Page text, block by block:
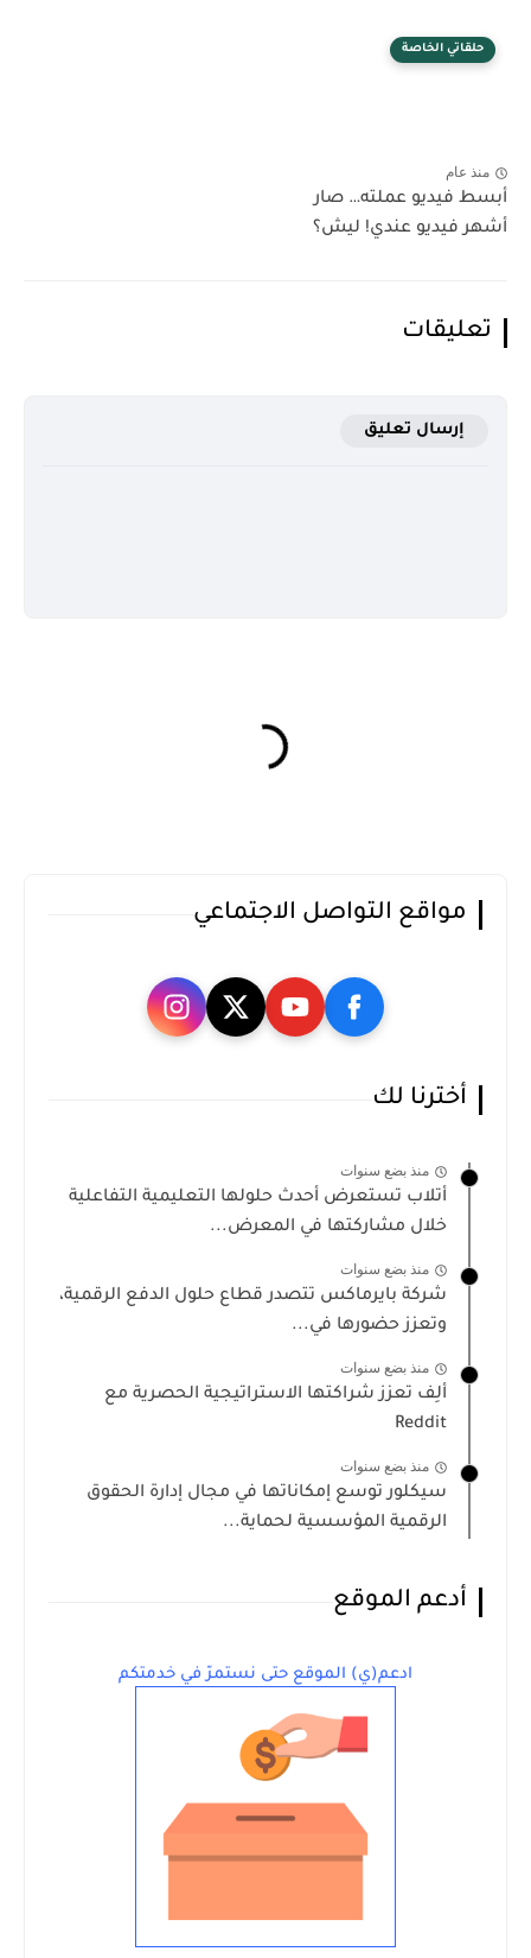
حلقاتي الخاصة
منذ عام
أبسط فيديو عملته… صار
أشهر فيديو عندي! ليش؟
تعليقات
إرسال تعليق
مواقع التواصل الاجتماعي
أخترنا لك
منذ بضع سنوات
أتلاب تستعرض أحدث حلولها التعليمية التفاعلية
خلال مشاركتها في المعرض...
منذ بضع سنوات
شركة بايرماكس تتصدر قطاع حلول الدفع الرقمية،
وتعزز حضورها في...
منذ بضع سنوات
ألِف تعزز شراكتها الاستراتيجية الحصرية مع
Reddit
منذ بضع سنوات
سيكلور توسع إمكاناتها في مجال إدارة الحقوق
الرقمية المؤسسية لحماية...
أدعم الموقع
ادعم(ي) الموقع حتى نستمرّ في خدمتكم